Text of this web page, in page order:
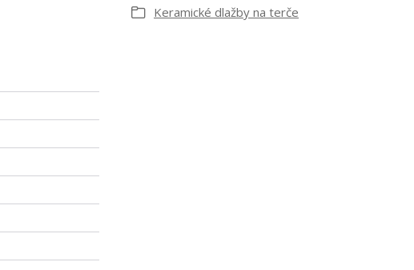
Keramické dlažby na terče